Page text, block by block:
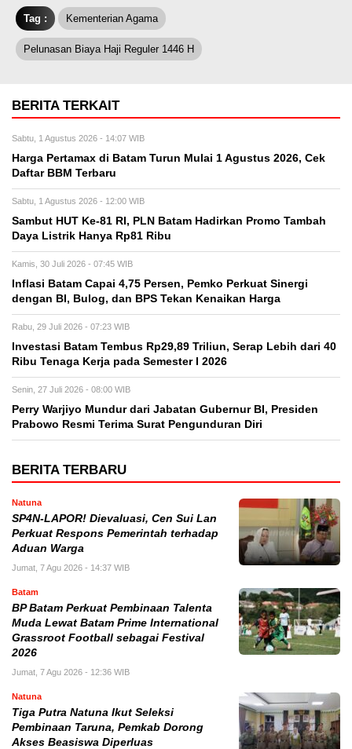
Tag : Kementerian Agama
Pelunasan Biaya Haji Reguler 1446 H
BERITA TERKAIT
Sabtu, 1 Agustus 2026 - 14:07 WIB
Harga Pertamax di Batam Turun Mulai 1 Agustus 2026, Cek
Daftar BBM Terbaru
Sabtu, 1 Agustus 2026 - 12:00 WIB
Sambut HUT Ke-81 RI, PLN Batam Hadirkan Promo Tambah
Daya Listrik Hanya Rp81 Ribu
Kamis, 30 Juli 2026 - 07:45 WIB
Inflasi Batam Capai 4,75 Persen, Pemko Perkuat Sinergi
dengan BI, Bulog, dan BPS Tekan Kenaikan Harga
Rabu, 29 Juli 2026 - 07:23 WIB
Investasi Batam Tembus Rp29,89 Triliun, Serap Lebih dari 40
Ribu Tenaga Kerja pada Semester I 2026
Senin, 27 Juli 2026 - 08:00 WIB
Perry Warjiyo Mundur dari Jabatan Gubernur BI, Presiden
Prabowo Resmi Terima Surat Pengunduran Diri
BERITA TERBARU
Natuna
SP4N-LAPOR! Dievaluasi, Cen Sui Lan
Perkuat Respons Pemerintah terhadap
Aduan Warga
Jumat, 7 Agu 2026 - 14:37 WIB
Batam
BP Batam Perkuat Pembinaan Talenta
Muda Lewat Batam Prime International
Grassroot Football sebagai Festival
2026
Jumat, 7 Agu 2026 - 12:36 WIB
Natuna
Tiga Putra Natuna Ikut Seleksi
Pembinaan Taruna, Pemkab Dorong
Akses Beasiswa Diperluas